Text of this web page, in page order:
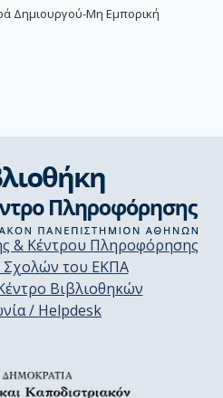
Δημιουργού-Μη Εμπορική
& Κέντρου Πληροφόρησης
Σχολών του ΕΚΠΑ
Βιβλιοθηκών
/ Helpdesk